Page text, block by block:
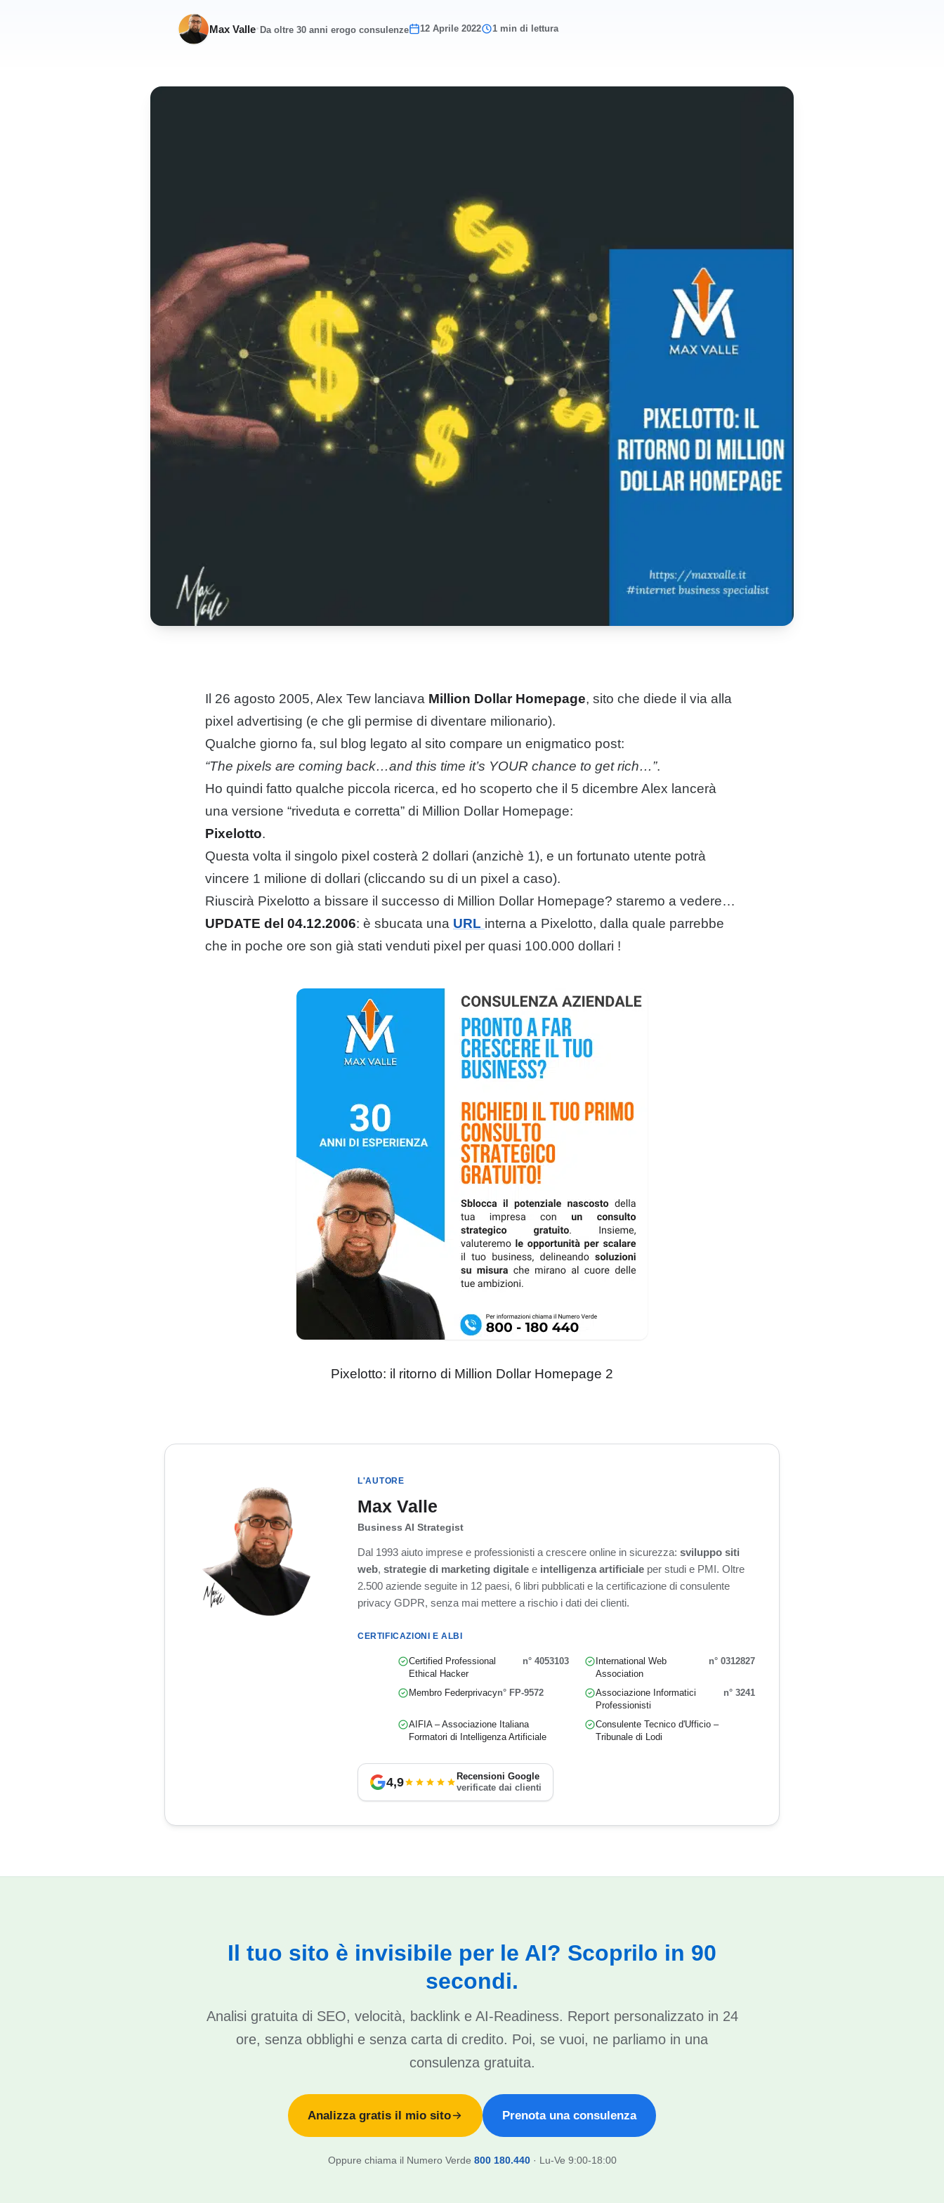
Max Valle· Da oltre 30 anni erogo consulenze 12 Aprile 2022 1 min di lettura
Il 26 agosto 2005, Alex Tew lanciava Million Dollar Homepage, sito che diede il via alla
pixel advertising (e che gli permise di diventare milionario).
Qualche giorno fa, sul blog legato al sito compare un enigmatico post:
“The pixels are coming back…and this time it’s YOUR chance to get rich…”.
Ho quindi fatto qualche piccola ricerca, ed ho scoperto che il 5 dicembre Alex lancerà
una versione “riveduta e corretta” di Million Dollar Homepage:
Pixelotto.
Questa volta il singolo pixel costerà 2 dollari (anzichè 1), e un fortunato utente potrà
vincere 1 milione di dollari (cliccando su di un pixel a caso).
Riuscirà Pixelotto a bissare il successo di Million Dollar Homepage? staremo a vedere…
UPDATE del 04.12.2006: è sbucata una URL interna a Pixelotto, dalla quale parrebbe
che in poche ore son già stati venduti pixel per quasi 100.000 dollari !
Pixelotto: il ritorno di Million Dollar Homepage 2
L'AUTORE
Max Valle
Business AI Strategist
Dal 1993 aiuto imprese e professionisti a crescere online in sicurezza: sviluppo siti
web, strategie di marketing digitale e intelligenza artificiale per studi e PMI. Oltre
2.500 aziende seguite in 12 paesi, 6 libri pubblicati e la certificazione di consulente
privacy GDPR, senza mai mettere a rischio i dati dei clienti.
CERTIFICAZIONI E ALBI
Certified Professional
Ethical Hacker
n° 4053103
International Web
Association
n° 0312827
Membro Federprivacyn° FP-9572
Associazione Informatici
Professionisti
n° 3241
AIFIA – Associazione Italiana
Formatori di Intelligenza Artificiale
Consulente Tecnico d'Ufficio –
Tribunale di Lodi
4,9
Recensioni Google
verificate dai clienti
Il tuo sito è invisibile per le AI? Scoprilo in 90
secondi.
Analisi gratuita di SEO, velocità, backlink e AI-Readiness. Report personalizzato in 24
ore, senza obblighi e senza carta di credito. Poi, se vuoi, ne parliamo in una
consulenza gratuita.
Analizza gratis il mio sito Prenota una consulenza
Oppure chiama il Numero Verde 800 180.440· Lu-Ve 9:00-18:00